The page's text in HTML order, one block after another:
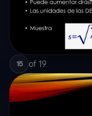
15 of 19